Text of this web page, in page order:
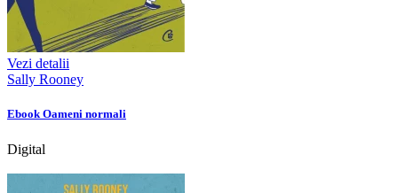
Vezi detalii
Sally Rooney
Ebook Oameni normali
Digital